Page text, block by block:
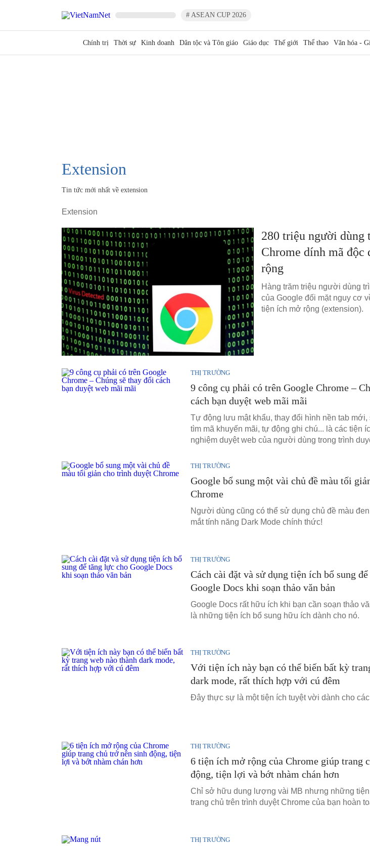
# ASEAN CUP 2026
Chính trị Thời sự Kinh doanh Dân tộc và Tôn giáo Giáo dục Thế giới Thể thao Văn hóa -
extension
Tin tức mới nhất về extension
Extension
280 triệu người dùng
Chrome dính mã độc
rộng
Hàng trăm triệu người dùng
của Google đối mặt nguy cơ
tiện ích mở rộng (extension).
THỊ TRƯỜNG
9 công cụ phải có trên Google Chrome –
cách bạn duyệt web mãi mãi
Tự động lưu mật khẩu, thay đổi hình nền tab
tìm mã khuyến mãi, tự động ghi chú... là các tiện
nghiệm duyệt web của người dùng trong trình
THỊ TRƯỜNG
Google bổ sung một vài chủ đề màu tối
Chrome
Người dùng cũng có thể sử dụng chủ đề màu
mắt tính năng Dark Mode chính thức!
THỊ TRƯỜNG
Cách cài đặt và sử dụng tiện ích bổ sung
Google Docs khi soạn thảo văn bản
Google Docs rất hữu ích khi bạn cần soạn thảo
là những tiện ích bổ sung hữu ích dành cho nó.
THỊ TRƯỜNG
Với tiện ích này bạn có thể biến bất kỳ
dark mode, rất thích hợp với cú đêm
Đây thực sự là một tiện ích tuyệt vời dành cho
THỊ TRƯỜNG
6 tiện ích mở rộng của Chrome giúp trang
động, tiện lợi và bớt nhàm chán hơn
Chỉ sở hữu dung lượng vài MB nhưng những
trang chủ trên trình duyệt Chrome của bạn hoàn
THỊ TRƯỜNG